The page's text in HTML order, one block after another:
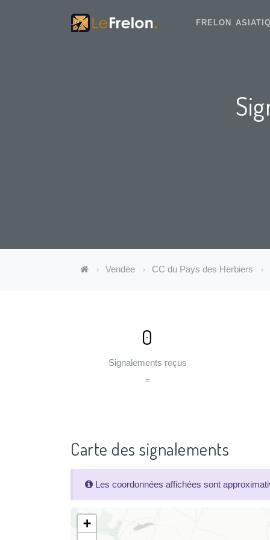
FRELON
Vendée CC du Pays des Herbiers
0
Signalements reçus
=
Carte des signalements
Les coordonnées affichées sont
+